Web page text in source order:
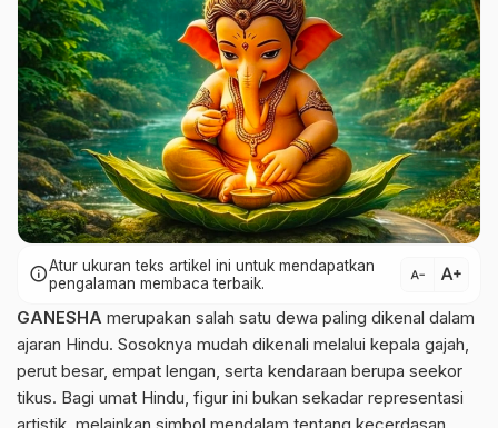
infoAtur ukuran teks artikel ini untuk mendapatkan
pengalaman membaca terbaik.
text_decrease text_increase
GANESHA merupakan salah satu dewa paling dikenal dalam
ajaran Hindu. Sosoknya mudah dikenali melalui kepala gajah,
perut besar, empat lengan, serta kendaraan berupa seekor
tikus. Bagi umat Hindu, figur ini bukan sekadar representasi
artistik, melainkan simbol mendalam tentang kecerdasan,